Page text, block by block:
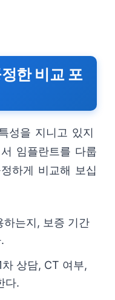
한 비교 포
성을 지니고 있지
임플란트를 다룹
하게 비교해 보십
하는지, 보증 기간
상담, CT 여부,
다.